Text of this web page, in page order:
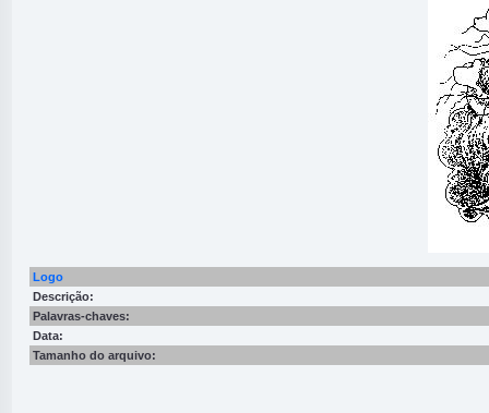
Logo
Descrição:
Palavras-chaves:
Data:
Tamanho do arquivo: